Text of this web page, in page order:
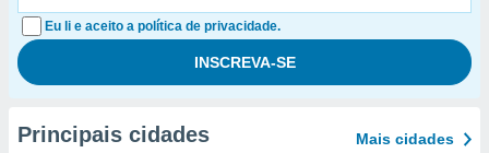
Eu li e aceito a política de privacidade.
Principais cidades Mais cidades